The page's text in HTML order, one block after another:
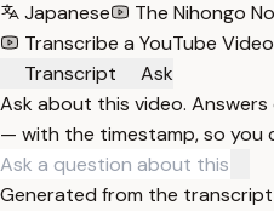
Japanese
The Nihongo
Transcribe a YouTube Video
Transcript
Ask
Ask about this video.
— with the timestamp, so you
Generated from the